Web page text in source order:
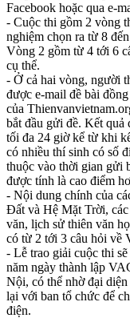
Facebook hoặc qua e-
- Cuộc thi gồm 2 vòng
nghiệm chọn ra từ 8
Vòng 2 gồm từ 4 tới 6
cụ thể.
- Ở cả hai vòng, người
được e-mail đề bài
của
bắt đầu gửi đề. Kết quả
tối đa 24 giờ kể từ khi
có nhiều thí sinh có số
thuộc vào thời gian gửi
được tính là cao điểm
- Nội dung chính của
Đất và Hệ Mặt Trời,
văn, lịch sử thiên văn
có từ 2 tới 3 câu hỏi về
- Lễ trao giải cuộc thi
năm ngày thành lập
Nội, có thể nhờ đại
lại với ban tổ chức để
điện.